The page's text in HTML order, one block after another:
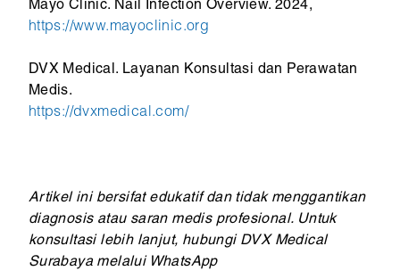
Mayo Clinic. Nail Infection Overview. 2024,
https://www.mayoclinic.org
DVX Medical. Layanan Konsultasi dan Perawatan
Medis.
https://dvxmedical.com/
Artikel ini bersifat edukatif dan tidak menggantikan
diagnosis atau saran medis profesional. Untuk
konsultasi lebih lanjut, hubungi DVX Medical
Surabaya melalui WhatsApp